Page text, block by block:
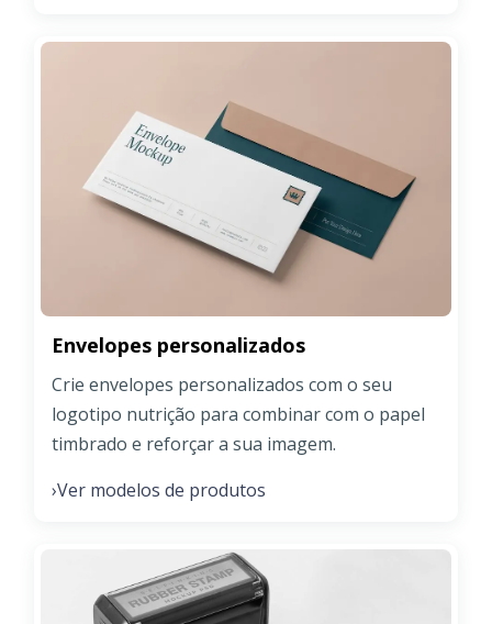
Envelopes personalizados
Crie envelopes personalizados com o seu
logotipo nutrição para combinar com o papel
timbrado e reforçar a sua imagem.
›Ver modelos de produtos